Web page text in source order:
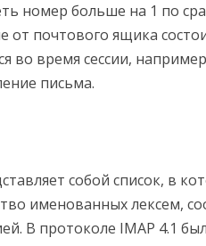
номер больше на 1 по
от почтового ящика
во время сессии,
письма.
собой список, в
именованных лексем,
В протоколе IMAP 4.1